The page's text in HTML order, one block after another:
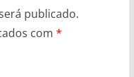
publicado.
com *